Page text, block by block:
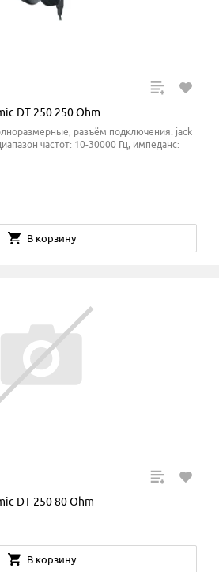
DT 250 250 Ohm
разъём подключения: jack
частот: 10-30000 Гц, импеданс:
В корзину
DT 250 80 Ohm
В корзину